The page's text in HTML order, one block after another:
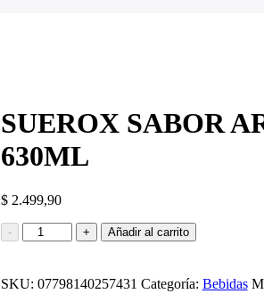
SUEROX SABOR
630ML
$2.499,90
-
SUEROX
SABOR
POMELO
630ML
+ Añadir al carrito
SKU: 07798140257431 Categoría: Bebidas